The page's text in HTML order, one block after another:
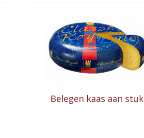
Belegen kaas aan stuk